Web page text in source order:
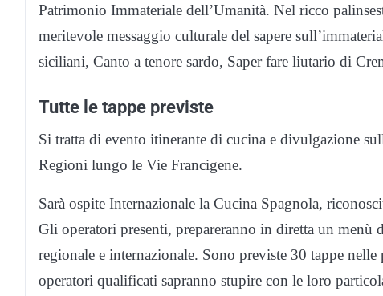
Patrimonio Immateriale dell’Umanità. Nel ricco
meritevole messaggio culturale del sapere
siciliani, Canto a tenore sardo, Saper fare liutario di
Tutte le tappe previste
Si tratta di evento itinerante di cucina e divulgazione
Regioni lungo le Vie Francigene.
Sarà ospite Internazionale la Cucina Spagnola,
Gli operatori presenti, prepareranno in diretta un
regionale e internazionale. Sono previste 30 tappe
operatori qualificati sapranno stupire con le loro